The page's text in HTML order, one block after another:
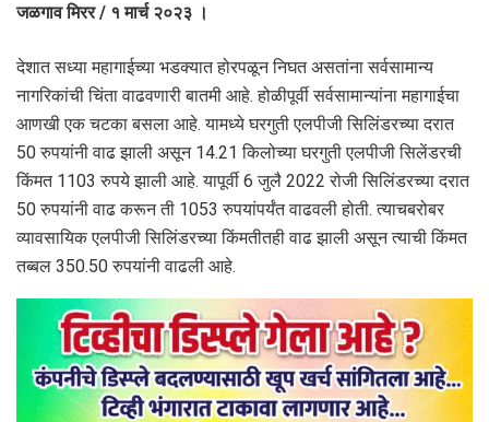
जळगाव मिरर / १ मार्च २०२३ ।
देशात सध्या महागाईच्या भडक्यात होरपळून निघत असतांना सर्वसामान्य
नागरिकांची चिंता वाढवणारी बातमी आहे. होळीपूर्वी सर्वसामान्यांना महागाईचा
आणखी एक चटका बसला आहे. यामध्ये घरगुती एलपीजी सिलिंडरच्या दरात
50 रुपयांनी वाढ झाली असून 14.21 किलोच्या घरगुती एलपीजी सिलेंडरची
किंमत 1103 रुपये झाली आहे. यापूर्वी 6 जुलै 2022 रोजी सिलिंडरच्या दरात
50 रुपयांनी वाढ करून ती 1053 रुपयांपर्यंत वाढवली होती. त्याचबरोबर
व्यावसायिक एलपीजी सिलिंडरच्या किंमतीतही वाढ झाली असून त्याची किंमत
तब्बल 350.50 रुपयांनी वाढली आहे.